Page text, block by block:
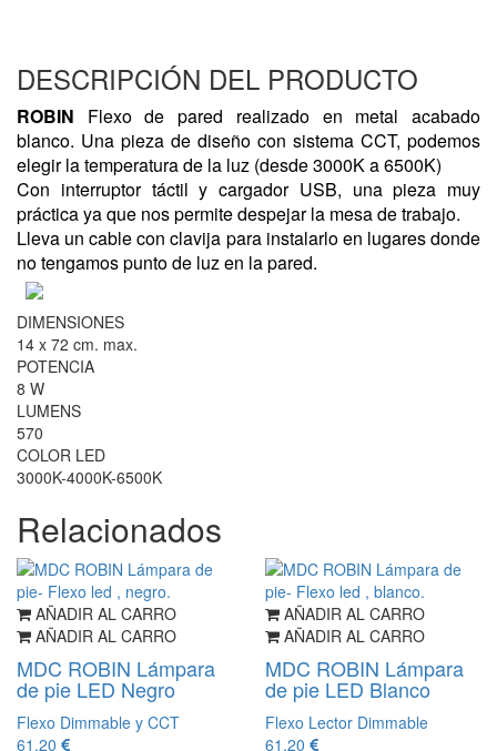
DESCRIPCIÓN DEL PRODUCTO
ROBIN
Flexo de pared realizado en metal acabado
blanco. Una pieza de diseño con sistema CCT, podemos
elegir la temperatura de la luz (desde 3000K a 6500K)
Con interruptor táctil y cargador USB, una pieza muy
práctica ya que nos permite despejar la mesa de trabajo.
Lleva un cable con clavija para instalarlo en lugares donde
no tengamos punto de luz en la pared.
DIMENSIONES
14 x 72 cm. max.
POTENCIA
8 W
LUMENS
570
COLOR LED
3000K-4000K-6500K
Relacionados
AÑADIR AL CARRO
AÑADIR AL CARRO
MDC ROBIN Lámpara
de pie LED Negro
Flexo Dimmable y CCT
61,20
AÑADIR AL CARRO
AÑADIR AL CARRO
MDC ROBIN Lámpara
de pie LED Blanco
Flexo Lector Dimmable
61,20